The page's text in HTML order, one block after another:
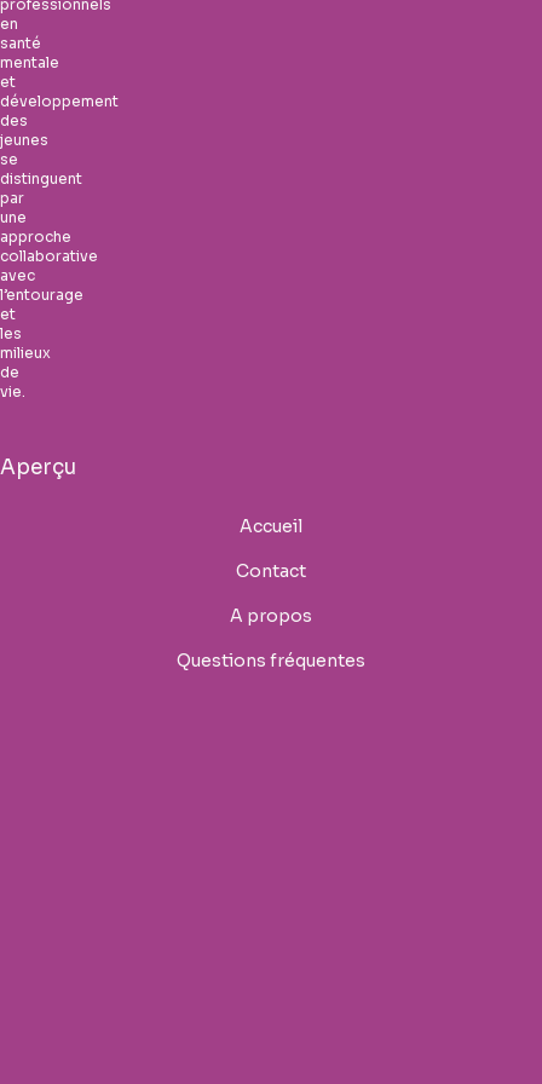
professionnels
en
santé
mentale
et
développement
des
jeunes
se
distinguent
par
une
approche
collaborative
avec
l’entourage
et
les
milieux
de
vie.
Aperçu
Accueil
Contact
A propos
Questions fréquentes